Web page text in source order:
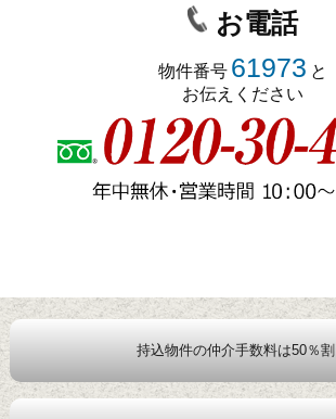
お電話
物件番号 61973 と
お伝えください
持込物件の仲介手数料は50％割